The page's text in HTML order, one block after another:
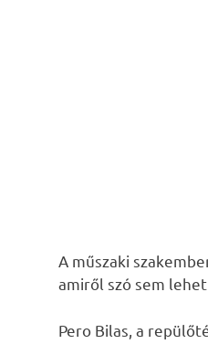
A műszaki
amiről szó sem
Pero Bilas, a